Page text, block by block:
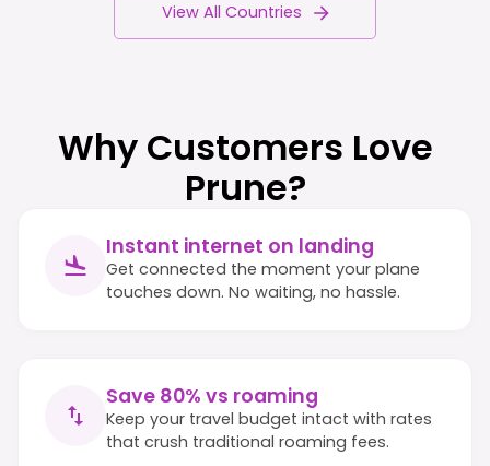
View All Countries
Why Customers Love
Prune?
Instant internet on landing
Get connected the moment your plane
touches down. No waiting, no hassle.
Save 80% vs roaming
Keep your travel budget intact with rates
that crush traditional roaming fees.